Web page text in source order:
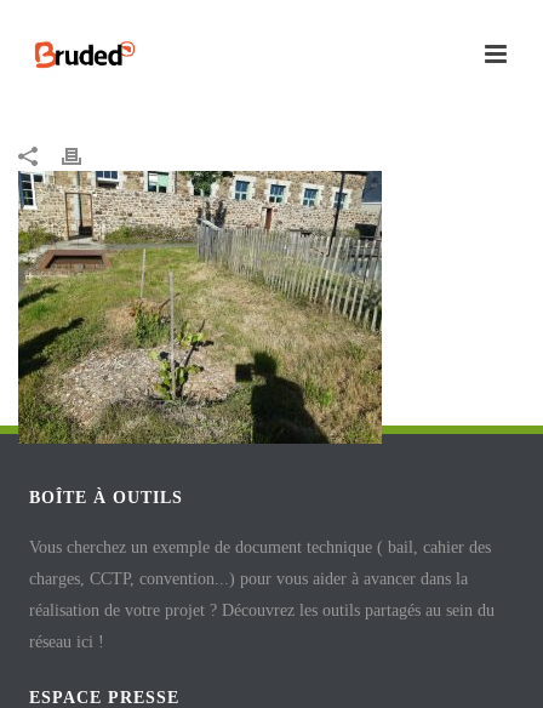
BOÎTE À OUTILS
Vous cherchez un exemple de document technique ( bail, cahier des
charges, CCTP, convention...) pour vous aider à avancer dans la
réalisation de votre projet ? Découvrez les outils partagés au sein du
réseau ici !
ESPACE PRESSE